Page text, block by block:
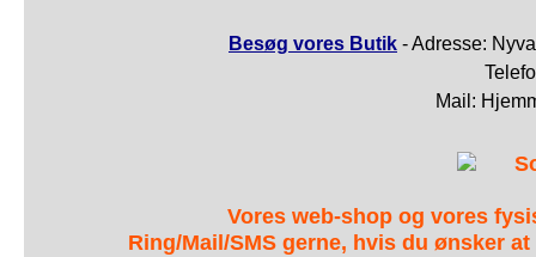
Besøg vores Butik - Adresse:
Mail:
Vores web-shop og vores
Ring/Mail/SMS gerne, hvis du ønsker